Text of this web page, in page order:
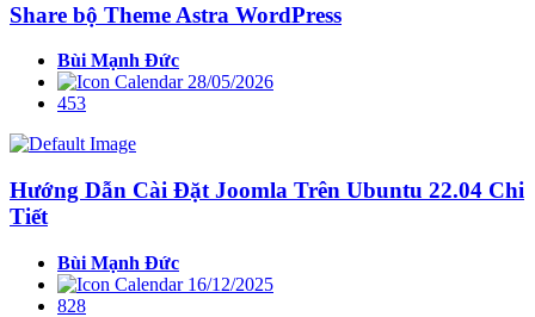
Share bộ Theme Astra WordPress
Bùi Mạnh Đức
28/05/2026
453
Hướng Dẫn Cài Đặt Joomla Trên Ubuntu 22.04 Chi
Tiết
Bùi Mạnh Đức
16/12/2025
828